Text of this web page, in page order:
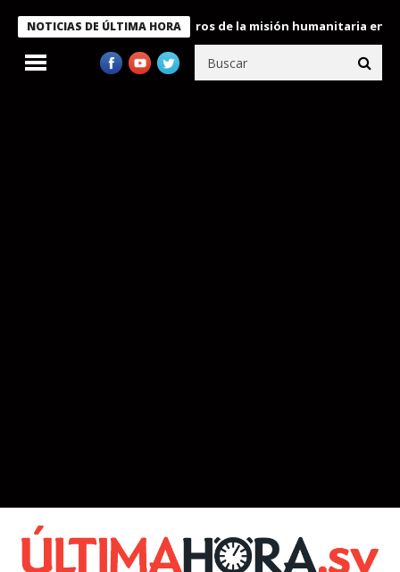
NOTICIAS DE ÚLTIMA HORA
Bukele condecora a miembros de la misión humanitaria enviada